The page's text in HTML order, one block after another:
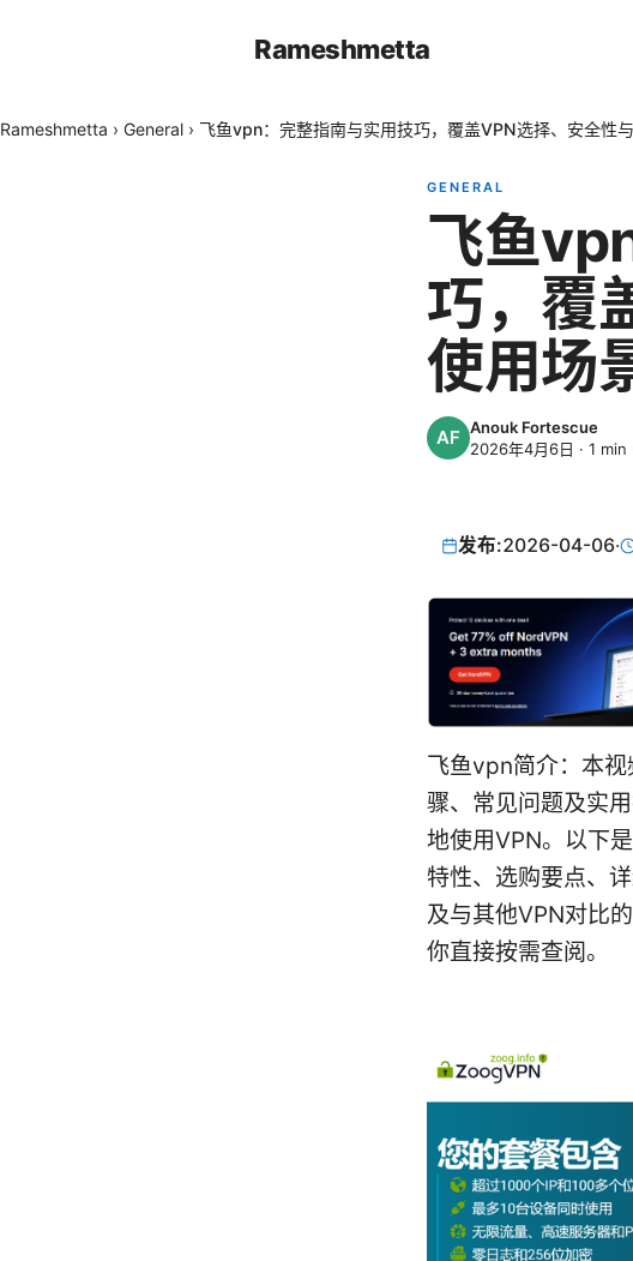
Rameshmetta
Rameshmetta › General › 飞鱼vpn：完整指南与实用技巧，覆盖VPN选择、安全性
GENERAL
飞鱼
巧，覆
使用场
Anouk Fortescue
2026年4月6日 · 1 min
发布:2026-04-06·
飞鱼vpn简介：本
骤、常见问题及实
地使用VPN。以下
特性、选购要点、
及与其他VPN对比
你直接按需查阅。